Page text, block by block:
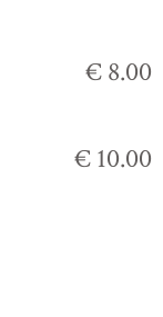
€ 8.00
€ 10.00